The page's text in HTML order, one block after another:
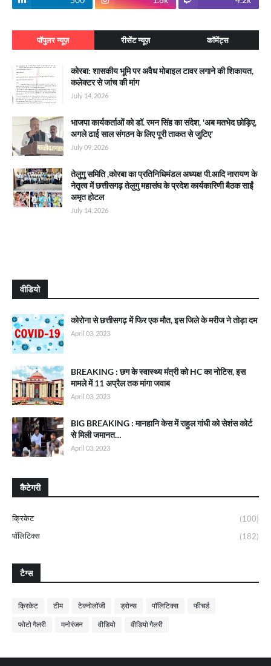
पॉपुलर न्यूज़ रीसेंट न्यूज़ कॉमेंट्स
कोरबा: शासकीय भूमि पर अवैध मोबाइल टावर लगाने की शिकायत,
कलेक्टर से जांच की मांग
July 14, 2026
भाजपा कार्यकर्ताओं को डॉ. रमन सिंह का संदेश, 'अब मतभेद छोड़िए,
अगले ढाई साल संगठन के लिए पूरी ताकत से जुटिए'
July 09, 2026
तेलुगु समिति ,कोरबा का प्रतिनिधिमंडल अध्यक्ष पी.आदि नारायण के
नेतृत्व में छत्तीसगढ़ तेलुगु महासंघ के प्रदेश कार्यकारिणी बैठक साईं
अमृत होटल
July 14, 2026
वीडियो
कोरोना से छत्तीसगढ़ में फिर एक मौत, इस जिले के मरीज ने तोड़ा दम
April 03, 2023
BREAKING : छग के स्वास्थ्य मंत्री को HC का नोटिस, इस
मामले में 11 अप्रैल तक मांगा जवाब
April 03, 2023
BIG BREAKING : मानहानि केस में राहुल गांधी को सेशंस कोर्ट
से मिली जमानत…
April 03, 2023
कैटेगरी
क्रिकेट
(100)
पॉलिटिक्स
(182)
टैग्स
क्रिकेट टीम टेक्नोलॉजी ड्रोन्स पॉलिटिक्स फीचर्ड
फोटो गैलरी मनोरंजन वीडियो वीडियो गैलरी